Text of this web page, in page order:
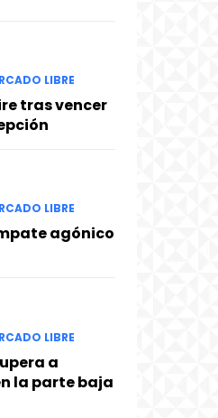
LIBRE
tras vencer
LIBRE
agónico
LIBRE
a
la parte baja